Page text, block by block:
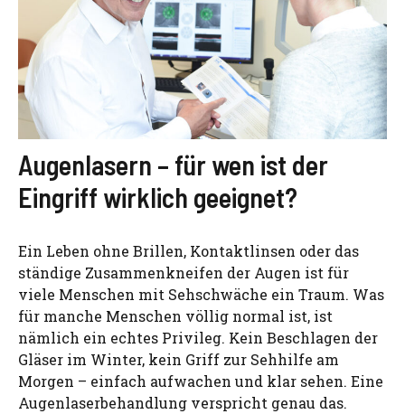
Augenlasern – für wen ist der
Eingriff wirklich geeignet?
Ein Leben ohne Brillen, Kontaktlinsen oder das
ständige Zusammenkneifen der Augen ist für
viele Menschen mit Sehschwäche ein Traum. Was
für manche Menschen völlig normal ist, ist
nämlich ein echtes Privileg. Kein Beschlagen der
Gläser im Winter, kein Griff zur Sehhilfe am
Morgen – einfach aufwachen und klar sehen. Eine
Augenlaserbehandlung verspricht genau das.